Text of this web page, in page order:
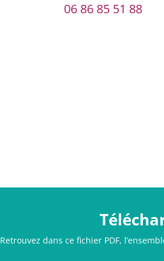
06 86 85 51 88
Retrouvez dans ce fichier PDF,